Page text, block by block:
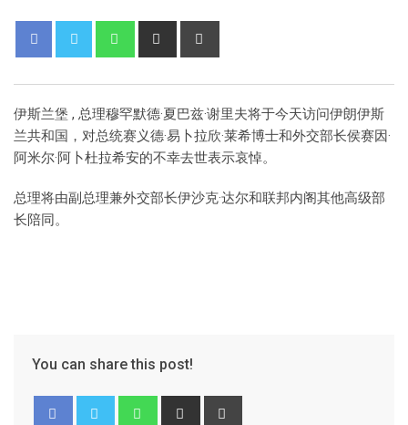
伊斯兰堡 , 总理穆罕默德·夏巴兹·谢里夫将于今天访问伊朗伊斯
兰共和国，对总统赛义德·易卜拉欣·莱希博士和外交部长侯赛因·
阿米尔·阿卜杜拉希安的不幸去世表示哀悼。
总理将由副总理兼外交部长伊沙克·达尔和联邦内阁其他高级部
长陪同。
You can share this post!